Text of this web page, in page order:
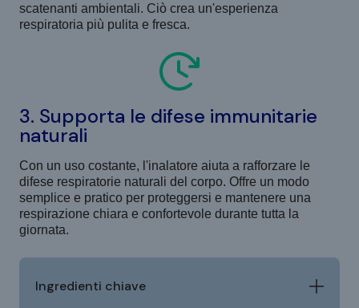
scatenanti ambientali. Ciò crea un'esperienza
respiratoria più pulita e fresca.
3. Supporta le difese immunitarie
naturali
Con un uso costante, l'inalatore aiuta a rafforzare le
difese respiratorie naturali del corpo. Offre un modo
semplice e pratico per proteggersi e mantenere una
respirazione chiara e confortevole durante tutta la
giornata.
Ingredienti chiave